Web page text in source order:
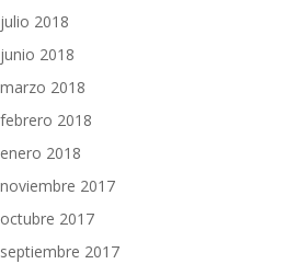
julio 2018
junio 2018
marzo 2018
febrero 2018
enero 2018
noviembre 2017
octubre 2017
septiembre 2017